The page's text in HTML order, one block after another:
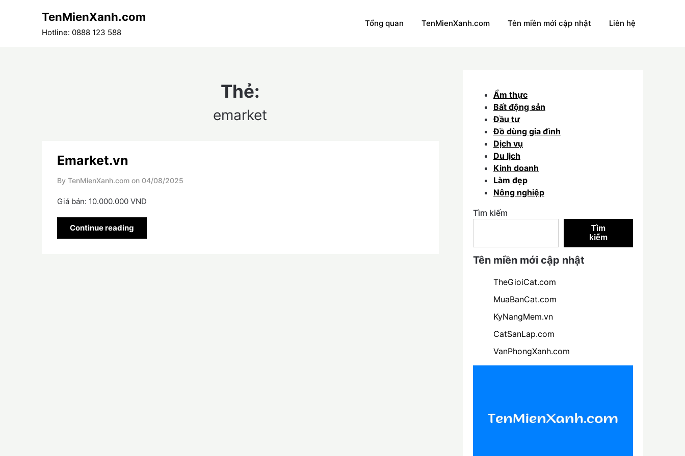
TenMienXanh.com
Hotline: 0888 123 588
Tổng quan TenMienXanh.com Tên miền mới cập nhật Liên hệ
Thẻ:
emarket
Emarket.vn
By TenMienXanh.com on 04/08/2025
Giá bán: 10.000.000 VND
Continue reading
Ẩm thực
Bất động sản
Đầu tư
Đồ dùng gia đình
Dịch vụ
Du lịch
Kinh doanh
Làm đẹp
Nông nghiệp
Tìm kiếm
Tìm
kiếm
Tên miền mới cập nhật
TheGioiCat.com
MuaBanCat.com
KyNangMem.vn
CatSanLap.com
VanPhongXanh.com